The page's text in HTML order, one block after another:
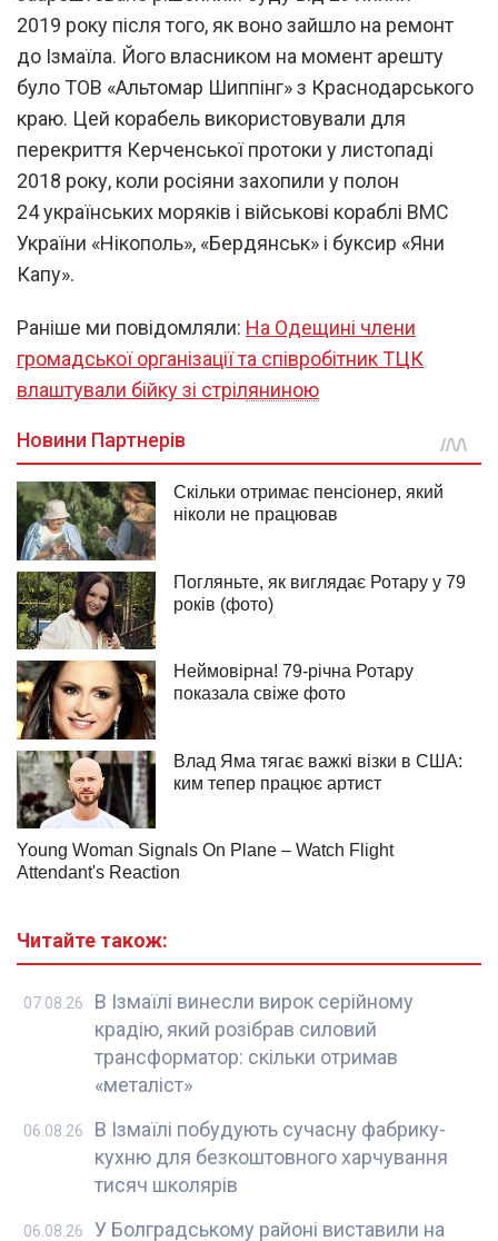
2019 року після того, як воно зайшло на ремонт
до Ізмаїла. Його власником на момент арешту
було ТОВ «Альтомар Шиппінг» з Краснодарського
краю. Цей корабель використовували для
перекриття Керченської протоки у листопаді
2018 року, коли росіяни захопили у полон
24 українських моряків і військові кораблі ВМС
України «Нікополь», «Бердянськ» і буксир «Яни
Капу».
Раніше ми повідомляли: На Одещині члени
громадської організації та співробітник ТЦК
влаштували бійку зі стріляниною
Читайте також:
В Ізмаїлі винесли вирок серійному
крадію, який розібрав силовий
трансформатор: скільки отримав
«металіст»
07.08.26
В Ізмаїлі побудують сучасну фабрику-
кухню для безкоштовного харчування
тисяч школярів
06.08.26
У Болградському районі виставили на
06.08.26